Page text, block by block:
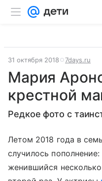
31 октября 2018 7days.ru
Мария
крестной
Редкое фото с
Летом 2018 года в
случилось
женившийся